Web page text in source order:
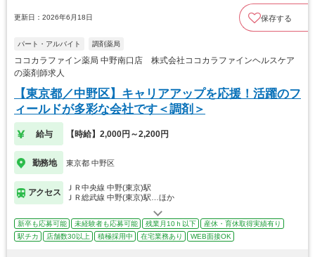
更新日：2026年6月18日 保存する
パート・アルバイト 調剤薬局
ココカラファイン薬局 中野南口店 株式会社ココカラファインヘルスケア
の薬剤師求人
【東京都／中野区】キャリアアップを応援！活躍のフ
ィールドが多彩な会社です＜調剤＞
給与 【時給】2,000円～2,200円
勤務地 東京都 中野区
アクセス
ＪＲ中央線 中野(東京)駅
ＪＲ総武線 中野(東京)駅…ほか
新卒も応募可能 未経験者も応募可能 残業月10ｈ以下
産休・育休取得実績有り
駅チカ
店舗数30以上 積極採用中 在宅業務あり WEB面接OK